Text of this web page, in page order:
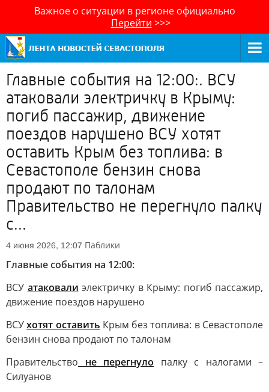
Важное о ситуации в регионе официально
Перейти >>>
Главные события на 12:00:. ВСУ
атаковали электричку в Крыму:
погиб пассажир, движение
поездов нарушено ВСУ хотят
оставить Крым без топлива: в
Севастополе бензин снова
продают по талонам
Правительство не перегнуло палку
с...
4 июня 2026, 12:07 Паблики
Главные события на 12:00:
ВСУ атаковали электричку в Крыму: погиб пассажир,
движение поездов нарушено
ВСУхотят оставить Крым без топлива: в Севастополе
бензин снова продают по талонам
Правительство не перегнуло палку с налогами –
Силуанов